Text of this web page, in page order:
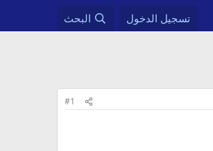
تسجيل الدخول البحث
#1